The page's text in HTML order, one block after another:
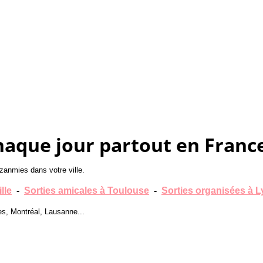
jour partout en
dans votre ville.
- Sorties amicales à Toulouse - Sorties organisées à
Montréal, Lausanne...